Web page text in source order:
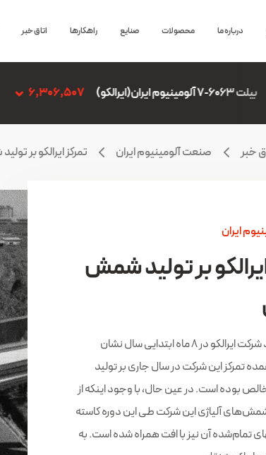
درباره ما محصولات صنایع راهکارها اتاق خبر
بیلت 6063-7 مجتمع صنایع آلومینیوم جنوب 6,306,507
خبر صنعت آلومینیوم ایران تمرکز ایرالکو بر
ایران
بر تولید شمش
عملکرد تولید شرکت ایرالکو در ۸ ماه ابتدایی سال نشان
تمرکز این شرکت در سال جاری بر تولید
بوده است. در عین حال، با وجود اینکه از
شمش‌های آلیاژی این شرکت طی این دوره کاسته
تمام‌شده آن نیز با افت همراه شده است. به